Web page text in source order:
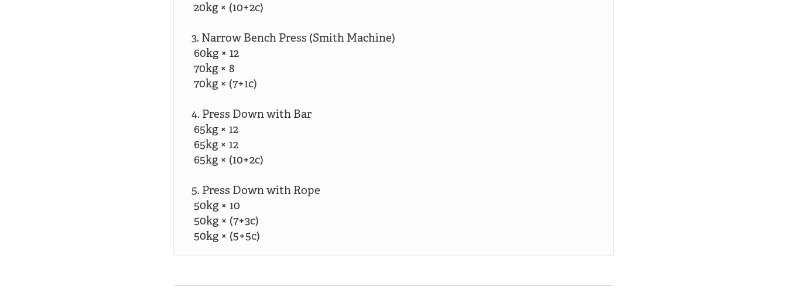
20kg × (10+2c)
3. Narrow Bench Press (Smith Machine)
60kg × 12
70kg × 8
70kg × (7+1c)
4. Press Down with Bar
65kg × 12
65kg × 12
65kg × (10+2c)
5. Press Down with Rope
50kg × 10
50kg × (7+3c)